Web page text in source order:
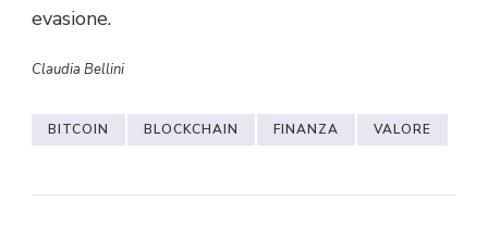
evasione.
Claudia Bellini
BITCOIN BLOCKCHAIN FINANZA VALORE